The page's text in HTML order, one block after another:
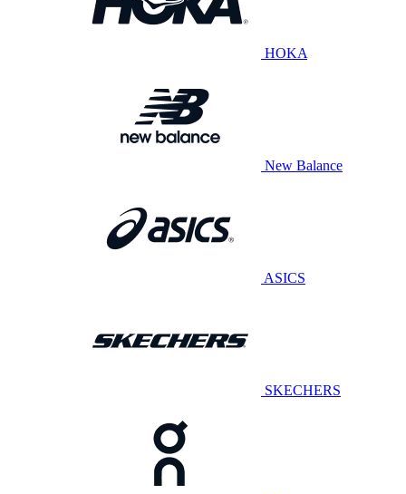
HOKA
New Balance
ASICS
SKECHERS